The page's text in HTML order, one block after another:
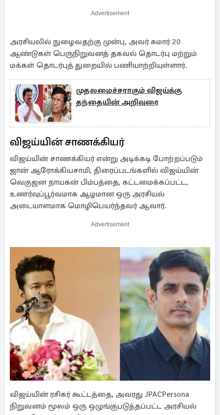
Advertisement
அரசியலில் நுழைவதற்கு முன்பு, அவர் சுமார் 20
ஆண்டுகள் பெருநிறுவனத் தகவல் தொடர்பு மற்றும்
மக்கள் தொடர்புத் துறையில் பணியாற்றியுள்ளார்.
முதலமைச்சராகும் விஜய்க்கு
தந்தையின் அறிவுரை
விஜய்யின் சாணக்கியர்
விஜய்யின் சாணக்கியர் என்று அடிக்கடி போற்றப்படும்
ஜான் ஆரோக்கியசாமி, திரைப்படங்களில் விஜய்யின்
வெகுஜன நாயகன் பிம்பத்தை, கட்டமைக்கப்பட்ட,
உணர்வுப்பூர்வமாக ஆழமான ஒரு அரசியல்
அடையாளமாக மொழிபெயர்ந்தவர் ஆவார்.
Advertisement
விஜய்யின் ரசிகர் கூட்டத்தை, அவரது JPACPersona
நிறுவனம் மூலம் ஒரு ஒழுங்குபடுத்தப்பட்ட அரசியல்